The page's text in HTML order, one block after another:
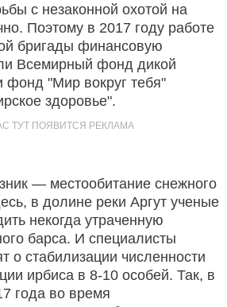
с незаконной охотой на
Поэтому в 2017 году работе
бригады финансовую
Всемирный фонд дикой
фонд "Мир вокруг тебя"
здоровье".
— местообитание снежного
в долине реки Аргут ученые
некогда утраченную
барса. И специалисты
о стабилизации численности
ирбиса в 8-10 особей. Так, в
года во время